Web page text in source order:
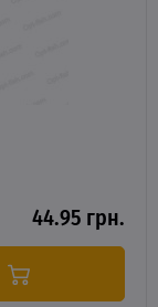
44.95 грн.